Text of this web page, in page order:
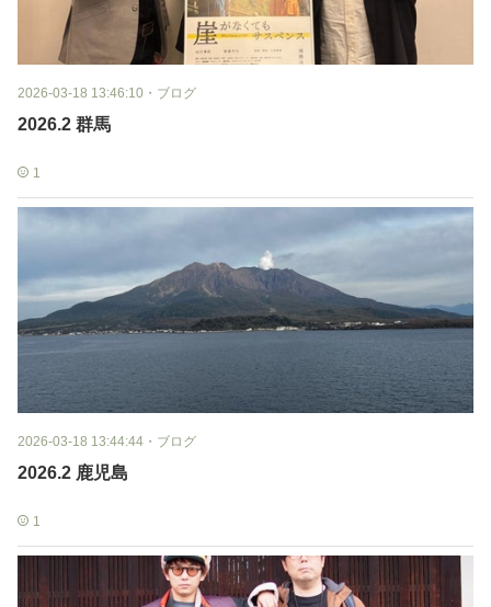
2026-03-18 13:46:10 ・ ブログ
2026.2 群馬
1
2026-03-18 13:44:44 ・ ブログ
2026.2 鹿児島
1